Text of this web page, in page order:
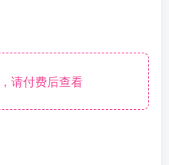
请付费后查看